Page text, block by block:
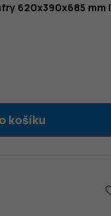
620x390x685 mm |